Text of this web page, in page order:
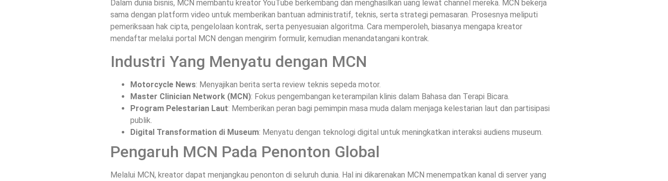
Dalam dunia bisnis, MCN membantu kreator YouTube berkembang dan menghasilkan uang lewat channel mereka. MCN bekerja
sama dengan platform video untuk memberikan bantuan administratif, teknis, serta strategi pemasaran. Prosesnya meliputi
pemeriksaan hak cipta, pengelolaan kontrak, serta penyesuaian algoritma. Cara memperoleh, biasanya mengapa kreator
mendaftar melalui portal MCN dengan mengirim formulir, kemudian menandatangani kontrak.
Industri Yang Menyatu dengan MCN
Motorcycle News: Menyajikan berita serta review teknis sepeda motor.
Master Clinician Network (MCN): Fokus pengembangan keterampilan klinis dalam Bahasa dan Terapi Bicara.
Program Pelestarian Laut: Memberikan peran bagi pemimpin masa muda dalam menjaga kelestarian laut dan partisipasi
publik.
Digital Transformation di Museum: Menyatu dengan teknologi digital untuk meningkatkan interaksi audiens museum.
Pengaruh MCN Pada Penonton Global
Melalui MCN, kreator dapat menjangkau penonton di seluruh dunia. Hal ini dikarenakan MCN menempatkan kanal di server yang